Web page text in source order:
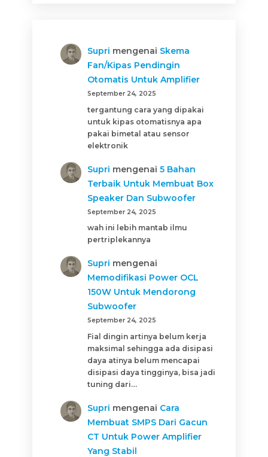
Supri mengenai Skema
Fan/Kipas Pendingin
Otomatis Untuk Amplifier
September 24, 2025
tergantung cara yang dipakai
untuk kipas otomatisnya apa
pakai bimetal atau sensor
elektronik
Supri mengenai5 Bahan
Terbaik Untuk Membuat Box
Speaker Dan Subwoofer
September 24, 2025
wah ini lebih mantab ilmu
pertriplekannya
Supri mengenai
Memodifikasi Power OCL
150W Untuk Mendorong
Subwoofer
September 24, 2025
Fial dingin artinya belum kerja
maksimal sehingga ada disipasi
daya atinya belum mencapai
disipasi daya tingginya, bisa jadi
tuning dari…
Supri mengenai Cara
Membuat SMPS Dari Gacun
CT Untuk Power Amplifier
Yang Stabil